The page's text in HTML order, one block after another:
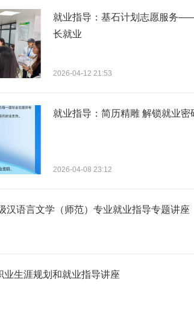
就业指导：基石计划志愿服务
长就业
2026-04-12 21:53
就业指导：简历精雕 解锁就业密
2026-04-08 23:12
汉语言文学（师范）专业就业指导专题讲座
业生涯规划和就业指导讲座